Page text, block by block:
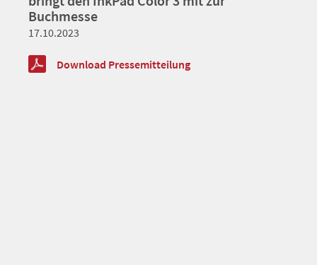
Buchmesse
17.10.2023
Download Pressemitteilung